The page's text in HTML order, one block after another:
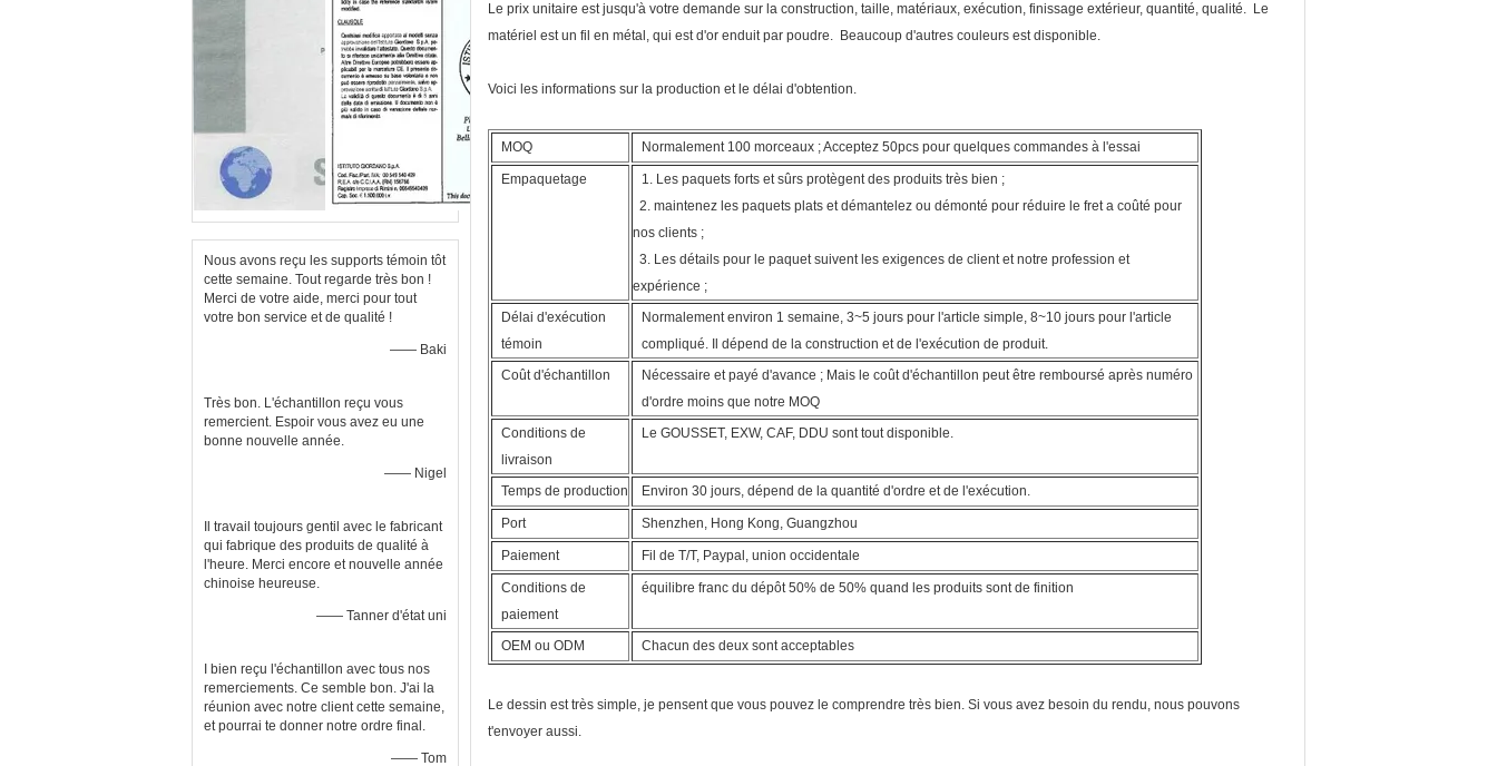
Nous avons reçu les supports témoin tôt
cette semaine. Tout regarde très bon !
Merci de votre aide, merci pour tout
votre bon service et de qualité !
—— Baki
Très bon. L'échantillon reçu vous
remercient. Espoir vous avez eu une
bonne nouvelle année.
—— Nigel
Il travail toujours gentil avec le fabricant
qui fabrique des produits de qualité à
l'heure. Merci encore et nouvelle année
chinoise heureuse.
—— Tanner d'état uni
I bien reçu l'échantillon avec tous nos
remerciements. Ce semble bon. J'ai la
réunion avec notre client cette semaine,
et pourrai te donner notre ordre final.
—— Tom
Le prix unitaire est jusqu'à votre demande sur la construction, taille, matériaux, exécution, finissage extérieur, quantité, qualité. Le
matériel est un fil en métal, qui est d'or enduit par poudre. Beaucoup d'autres couleurs est disponible.
Voici les informations sur la production et le délai d'obtention.
MOQ Normalement 100 morceaux ; Acceptez 50pcs pour quelques commandes à l'essai
Empaquetage
1. Les paquets forts et sûrs protègent des produits très bien ;
2. maintenez les paquets plats et démantelez ou démonté pour réduire le fret a coûté pour
nos clients ;
3. Les détails pour le paquet suivent les exigences de client et notre profession et
expérience ;
Délai d'exécution
témoin
Normalement environ 1 semaine, 3~5 jours pour l'article simple, 8~10 jours pour l'article
compliqué. Il dépend de la construction et de l'exécution de produit.
Coût d'échantillon
Nécessaire et payé d'avance ; Mais le coût d'échantillon peut être remboursé après numéro
d'ordre moins que notre MOQ
Conditions de
livraison
Le GOUSSET, EXW, CAF, DDU sont tout disponible.
Temps de production Environ 30 jours, dépend de la quantité d'ordre et de l'exécution.
Port Shenzhen, Hong Kong, Guangzhou
Paiement Fil de T/T, Paypal, union occidentale
Conditions de
paiement
équilibre franc du dépôt 50% de 50% quand les produits sont de finition
OEM ou ODM Chacun des deux sont acceptables
Le dessin est très simple, je pensent que vous pouvez le comprendre très bien. Si vous avez besoin du rendu, nous pouvons
t'envoyer aussi.